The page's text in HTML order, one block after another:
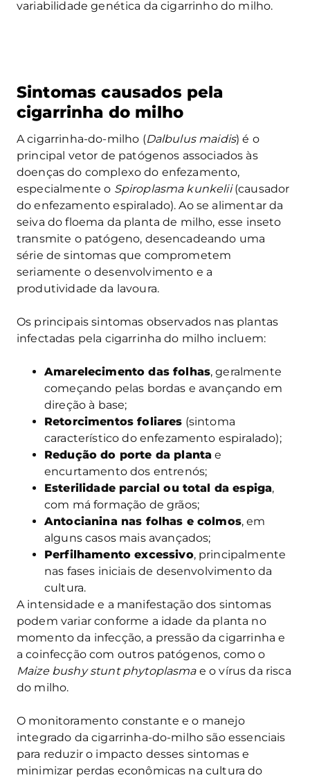
variabilidade genética da cigarrinho do milho.
Sintomas causados pela
cigarrinha do milho
A cigarrinha-do-milho (Dalbulus maidis) é o
principal vetor de patógenos associados às
doenças do complexo do enfezamento,
especialmente o Spiroplasma kunkelii(causador
do enfezamento espiralado). Ao se alimentar da
seiva do floema da planta de milho, esse inseto
transmite o patógeno, desencadeando uma
série de sintomas que comprometem
seriamente o desenvolvimento e a
produtividade da lavoura.
Os principais sintomas observados nas plantas
infectadas pela cigarrinha do milho incluem:
Amarelecimento das folhas, geralmente
começando pelas bordas e avançando em
direção à base;
Retorcimentos foliares (sintoma
característico do enfezamento espiralado);
Redução do porte da planta e
encurtamento dos entrenós;
Esterilidade parcial ou total da espiga,
com má formação de grãos;
Antocianina nas folhas e colmos, em
alguns casos mais avançados;
Perfilhamento excessivo, principalmente
nas fases iniciais de desenvolvimento da
cultura.
A intensidade e a manifestação dos sintomas
podem variar conforme a idade da planta no
momento da infecção, a pressão da cigarrinha e
a coinfecção com outros patógenos, como o
Maize bushy stunt phytoplasmae o vírus da risca
do milho.
O monitoramento constante e o manejo
integrado da cigarrinha-do-milho são essenciais
para reduzir o impacto desses sintomas e
minimizar perdas econômicas na cultura do